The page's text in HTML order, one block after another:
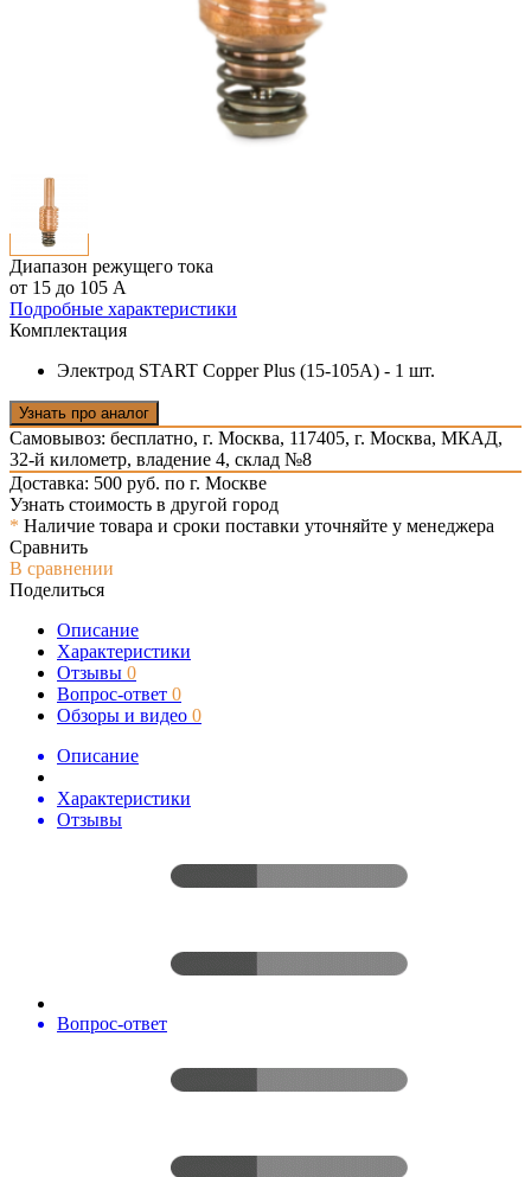
Диапазон режущего тока
от 15 до 105 А
Подробные характеристики
Комплектация
Электрод START Copper Plus (15-105А) - 1 шт.
Узнать про аналог
Самовывоз: бесплатно, г. Москва, 117405, г. Москва, МКАД,
32-й километр, владение 4, склад №8
Доставка: 500 руб. по г. Москве
Узнать стоимость в другой город
* Наличие товара и сроки поставки уточняйте у менеджера
Сравнить
В сравнении
Поделиться
Описание
Характеристики
Отзывы 0
Вопрос-ответ 0
Обзоры и видео 0
Описание
Характеристики
Отзывы
Вопрос-ответ